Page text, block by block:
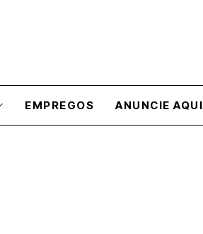
EMPREGOS ANUNCIE AQUI